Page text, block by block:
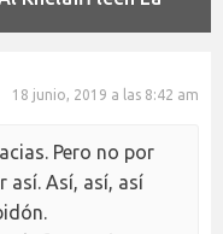
18 junio, 2019 a las 8:42 am
Pero no por
así. Así, así, así